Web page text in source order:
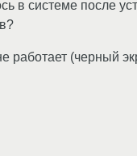
в системе после
работает (черный